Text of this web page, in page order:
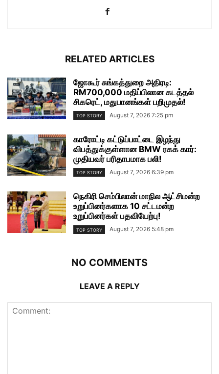
RELATED ARTICLES
ஜோகூர் சுங்கத்துறை அதிரடி:
RM700,000 மதிப்பிலான கடத்தல்
சிகரெட், மதுபானங்கள் பறிமுதல்!
TOP STORY August 7, 2026 7:25 pm
காரோட்டி கட்டுப்பாட்டை இழந்து
விபத்துக்குள்ளான BMW ரகக் கார்:
முதியவர் பரிதாபமாக பலி!
TOP STORY August 7, 2026 6:39 pm
நெகிரி செம்பிலான் மாநில ஆட்சிமன்ற
உறுப்பினர்களாக 10 சட்டமன்ற
உறுப்பினர்கள் பதவியேற்பு!
TOP STORY August 7, 2026 5:48 pm
NO COMMENTS
LEAVE A REPLY